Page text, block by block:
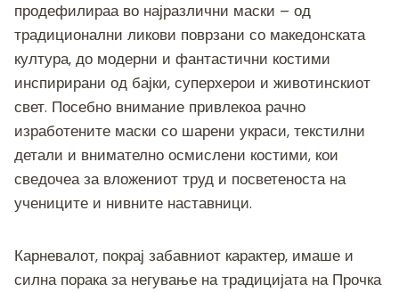
продефилираа во најразлични маски – од
традиционални ликови поврзани со македонската
култура, до модерни и фантастични костими
инспирирани од бајки, суперхерои и животинскиот
свет. Посебно внимание привлекоа рачно
изработените маски со шарени украси, текстилни
детали и внимателно осмислени костими, кои
сведочеа за вложениот труд и посветеноста на
учениците и нивните наставници.
Карневалот, покрај забавниот карактер, имаше и
силна порака за негување на традицијата на Прочка